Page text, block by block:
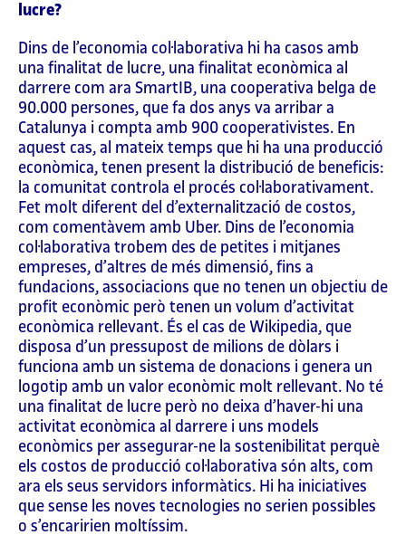
lucre?
Dins de l’economia col·laborativa hi ha casos amb
una finalitat de lucre, una finalitat econòmica al
darrere com ara SmartIB, una cooperativa belga de
90.000 persones, que fa dos anys va arribar a
Catalunya i compta amb 900 cooperativistes. En
aquest cas, al mateix temps que hi ha una producció
econòmica, tenen present la distribució de beneficis:
la comunitat controla el procés col·laborativament.
Fet molt diferent del d’externalització de costos,
com comentàvem amb Uber. Dins de l’economia
col·laborativa trobem des de petites i mitjanes
empreses, d’altres de més dimensió, fins a
fundacions, associacions que no tenen un objectiu de
profit econòmic però tenen un volum d’activitat
econòmica rellevant. És el cas de Wikipedia, que
disposa d’un pressupost de milions de dòlars i
funciona amb un sistema de donacions i genera un
logotip amb un valor econòmic molt rellevant. No té
una finalitat de lucre però no deixa d’haver-hi una
activitat econòmica al darrere i uns models
econòmics per assegurar-ne la sostenibilitat perquè
els costos de producció col·laborativa són alts, com
ara els seus servidors informàtics. Hi ha iniciatives
que sense les noves tecnologies no serien possibles
o s’encaririen moltíssim.